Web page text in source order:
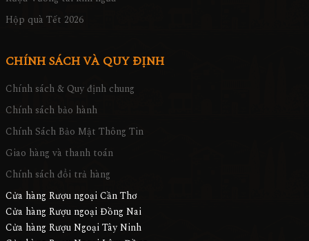
Hộp quà Tết 2026
CHÍNH SÁCH VÀ QUY ĐỊNH
Chính sách & Quy định chung
Chính sách bảo hành
Chính Sách Bảo Mật Thông Tin
Giao hàng và thanh toán
Chính sách đổi trả hàng
Cửa hàng Rượu ngoại Cần Thơ
Cửa hàng Rượu ngoại Đồng Nai
Cửa hàng Rượu Ngoại Tây Ninh